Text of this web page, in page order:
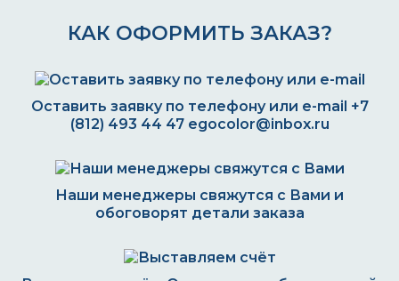
КАК ОФОРМИТЬ ЗАКАЗ?
Оставить заявку по телефону или e-mail +7
(812) 493 44 47 egocolor@inbox.ru
Наши менеджеры свяжутся с Вами и
обоговорят детали заказа